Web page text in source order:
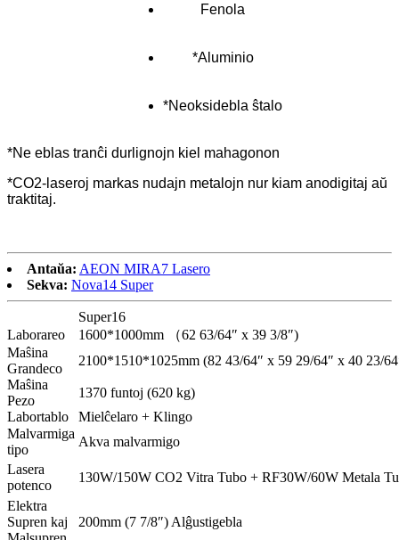
Fenola
*Aluminio
*Neoksidebla ŝtalo
*Ne eblas tranĉi durlignojn kiel mahagonon
*CO2-laseroj markas nudajn metalojn nur kiam anodigitaj aŭ
traktitaj.
Antaŭa: AEON MIRA7 Lasero
Sekva: Nova14 Super
Super16
Laborareo
1600*1000mm （62 63/64″ x 39 3/8″)
Maŝina
Grandeco
2100*1510*1025mm (82 43/64″ x 59 29/64″ x 40 23/
Maŝina
Pezo
1370 funtoj (620 kg)
Labortablo
Mielĉelaro + Klingo
Malvarmiga
tipo
Akva malvarmigo
Lasera
potenco
130W/150W CO2 Vitra Tubo + RF30W/60W Metala
Elektra
Supren kaj
200mm (7 7/8″) Alĝustigebla